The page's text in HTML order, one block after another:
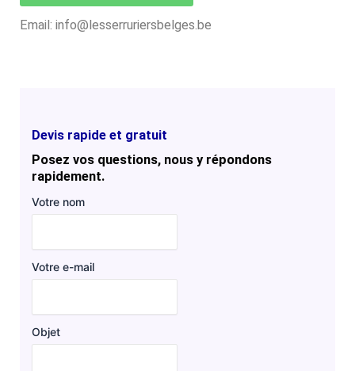
Email: info@lesserruriersbelges.be
Devis rapide et gratuit
Posez vos questions, nous y répondons
rapidement.
Votre nom
Votre e-mail
Objet